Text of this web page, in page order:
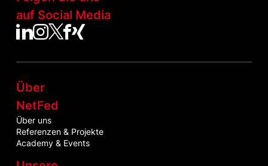
auf Social Media
NetFed auf LinkedIn
NetFed auf Instagram
NetFed auf Twitter
NetFed auf Facebook
NetFed auf Xing
Über
NetFed
Über uns
Referenzen & Projekte
Academy & Events